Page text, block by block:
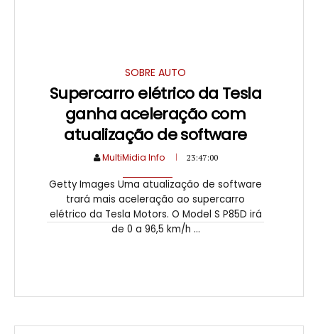
SOBRE AUTO
Supercarro elétrico da Tesla
ganha aceleração com
atualização de software
MultiMidia Info 23:47:00
Getty Images Uma atualização de software
trará mais aceleração ao supercarro
elétrico da Tesla Motors. O Model S P85D irá
de 0 a 96,5 km/h ...